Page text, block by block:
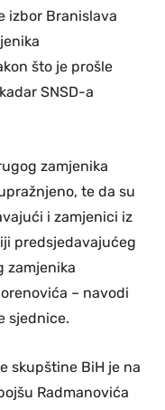
izbor Branislava
što je prošle
SNSD-a
zamjenika
te da su
i zamjenici iz
predsjedavajućeg
zamjenika
– navodi
sjednice.
skupštine BiH je na
Radmanovića